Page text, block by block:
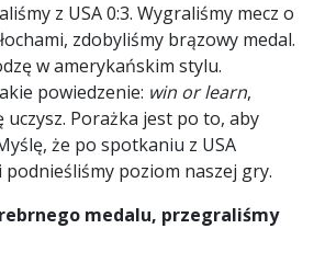
z USA 0:3. Wygraliśmy mecz o
zdobyliśmy brązowy medal.
w amerykańskim stylu.
powiedzenie: win or learn,
uczysz. Porażka jest po to, aby
że po spotkaniu z USA
poziom naszej gry.
medalu, przegraliśmy